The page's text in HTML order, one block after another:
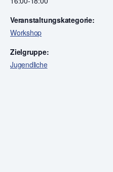
Veranstaltungskategorie:
Workshop
Zielgruppe:
Jugendliche